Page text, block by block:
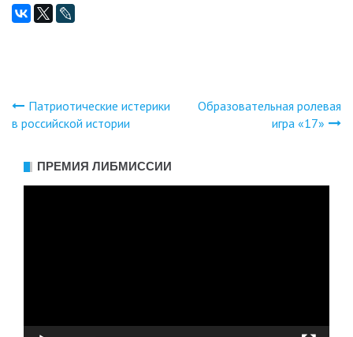
Навигация
по
записям
Патриотические истерики
в российской истории
Образовательная ролевая
игра «17»
ПРЕМИЯ ЛИБМИССИИ